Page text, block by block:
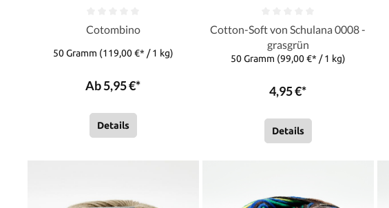
Cotombino
50 Gramm (119,00 €* / 1 kg)
Ab 5,95 €*
Details
Cotton-Soft von Schulana 0008 -
grasgrün
50 Gramm (99,00 €* / 1 kg)
4,95 €*
Details